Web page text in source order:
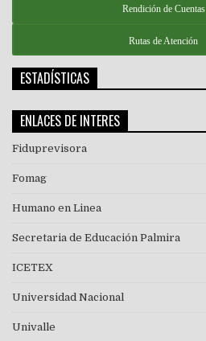
Rendición de Cuentas
Rutas de Atención
ESTADÍSTICAS
ENLACES DE INTERES
Fiduprevisora
Fomag
Humano en Linea
Secretaria de Educación Palmira
ICETEX
Universidad Nacional
Univalle